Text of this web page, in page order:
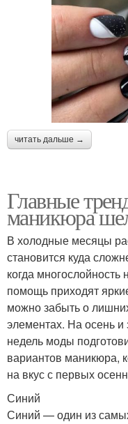
читать дальше →
Главные
маникюра
В холодные месяцы
становится куда
когда
помощь приходят
можно забыть о
элементах. На осень
недель моды
вариантов маникюра,
на вкус с первых
Синий
Синий — один из